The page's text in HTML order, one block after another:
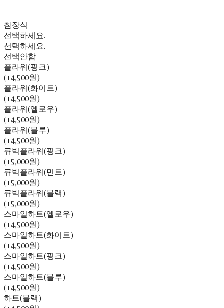
참장식
선택하세요.
선택하세요.
선택안함
플라워(핑크)
(+4,500원)
플라워(화이트)
(+4,500원)
플라워(옐로우)
(+4,500원)
플라워(블루)
(+4,500원)
큐빅플라워(핑크)
(+5,000원)
큐빅플라워(민트)
(+5,000원)
큐빅플라워(블랙)
(+5,000원)
스마일하트(옐로우)
(+4,500원)
스마일하트(화이트)
(+4,500원)
스마일하트(핑크)
(+4,500원)
스마일하트(블루)
(+4,500원)
하트(블랙)